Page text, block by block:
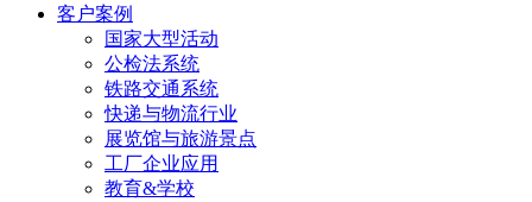
客户案例
国家大型活动
公检法系统
铁路交通系统
快递与物流行业
展览馆与旅游景点
工厂企业应用
教育&学校